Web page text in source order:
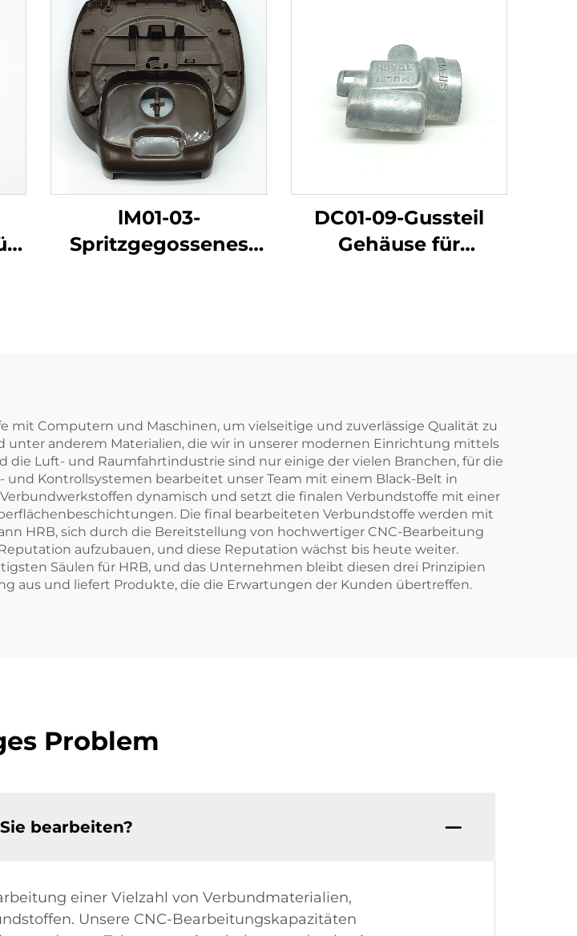
lM01-03-
Spritzgegossenes
DC01-09-Gussteil
Gehäuse für
Computern und Maschinen, um vielseitige und zuverlässige Qualität zu
unter anderem Materialien, die wir in unserer modernen Einrichtung mittels
Luft- und Raumfahrtindustrie sind nur einige der vielen Branchen, für die
Kontrollsystemen bearbeitet unser Team mit einem Black-Belt in
dynamisch und setzt die finalen Verbundstoffe mit einer
Die final bearbeiteten Verbundstoffe werden mit
HRB, sich durch die Bereitstellung von hochwertiger CNC-Bearbeitung
aufzubauen, und diese Reputation wächst bis heute weiter.
Säulen für HRB, und das Unternehmen bleibt diesen drei Prinzipien
aus und liefert Produkte, die die Erwartungen der Kunden übertreffen.
Problem
bearbeiten?
einer Vielzahl von Verbundmaterialien,
Unsere CNC-Bearbeitungskapazitäten